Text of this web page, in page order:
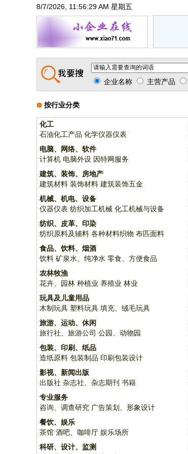
8/7/2026, 11:56:29 AM 星期五
企业名称 主营产品
按行业分类
化工
石油化工产品 化学仪器仪表
电脑、网络、软件
计算机 电脑外设 因特网服务
建筑、装饰、房地产
建筑材料 装饰材料 建筑装饰五金
机械、机电、设备
仪器仪表 纺织加工机械 化工机械与设备
纺织、皮革、印染
纺织原料及辅料 各种材料织物 布匹面料
食品、饮料、烟酒
饮料 矿泉水、纯净水 零食、方便食品
农林牧渔
花卉、园林 种植业 养殖业 林业
玩具及儿童用品
木制玩具 塑料玩具 填充、绒毛玩具
旅游、运动、休闲
旅行社、旅游公司 公园、动物园
包装、印刷、纸品
造纸原料 包装制品 印刷包装设计
影视、新闻出版
出版社 杂志社、杂志期刊 书籍
专业服务
咨询、调查研究 广告策划、形象设计
餐饮、娱乐
茶馆 酒吧、咖啡厅 娱乐场所
科研、设计、监测